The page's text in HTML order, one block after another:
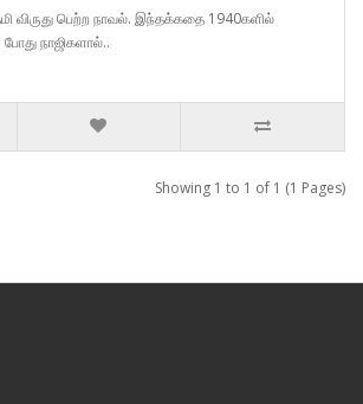
விருது பெற்ற நாவல். இந்தக்கதை 1940களில்
நாஜிகளால்..
Showing 1 to 1 of 1 (1 Pages)